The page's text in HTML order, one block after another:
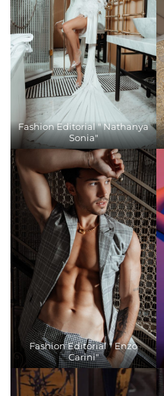
Fashion Editorial " Nathanya
Sonia"
Fashion Editorial " Enzo
Carini"